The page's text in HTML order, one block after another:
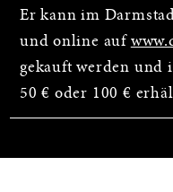
Er kann im
und online auf
gekauft werden und
50 € oder 100 €